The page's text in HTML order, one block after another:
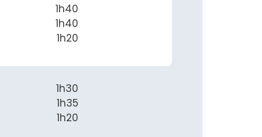
1h40
1h40
1h20
1h30
1h35
1h20